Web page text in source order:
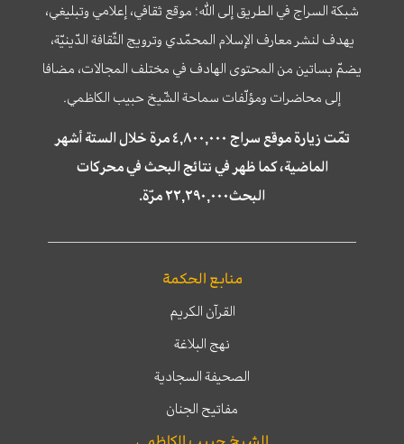
شبكة السراج في الطريق إلى الله؛ موقع ثقافي، إعلامي وتبليغي،
يهدف لنشر معارف الإسلام المحمّدي وترويج الثّقافة الدّينيّة،
يضمّ بساتين من المحتوى الهادف في مختلف المجالات، مضافا
إلى محاضرات ومؤلّفات سماحة الشّيخ حبيب الكاظمي.
تمّت زيارة موقع سراج ٤,٨٠٠,٠٠٠ مرة خلال الستة أشهر
الماضية، كما ظهر في نتائج البحث في محركات
البحث٢٢,٢٩٠,٠٠٠ مرّة.
منابع الحكمة
القرآن الكريم
نهج البلاغة
الصحيفة السجادية
مفاتيح الجنان